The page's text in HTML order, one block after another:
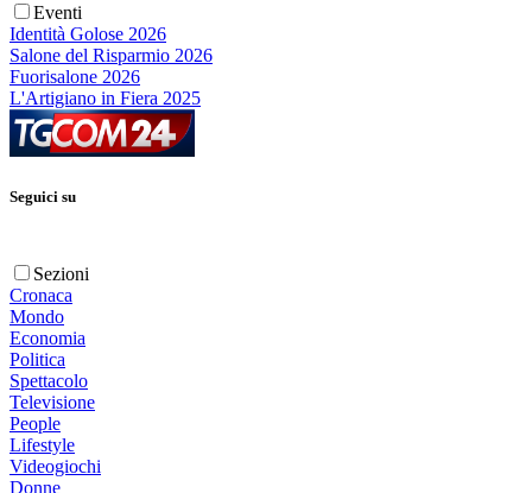
Eventi
Identità Golose 2026
Salone del Risparmio 2026
Fuorisalone 2026
L'Artigiano in Fiera 2025
Seguici su
Sezioni
Cronaca
Mondo
Economia
Politica
Spettacolo
Televisione
People
Lifestyle
Videogiochi
Donne